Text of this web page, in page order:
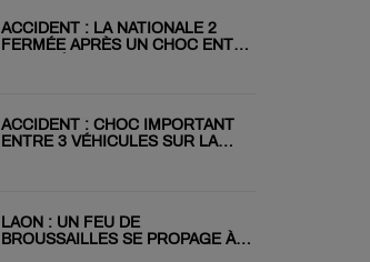
ACCIDENT : LA NATIONALE 2
FERMÉE APRÈS UN CHOC ENTRE
ACCIDENT : CHOC IMPORTANT
ENTRE 3 VÉHICULES SUR LA
LAON : UN FEU DE
BROUSSAILLES SE PROPAGE À